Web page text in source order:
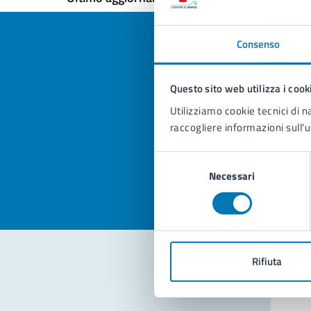
Consenso
Questo sito web utilizza i
Utilizziamo cookie tecnici di
raccogliere informazioni
Necessari
Rifiuta